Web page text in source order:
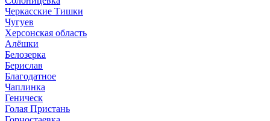
Черкасские Тишки
Чугуев
Херсонская область
Алёшки
Белозерка
Берислав
Благодатное
Чаплинка
Геническ
Голая Пристань